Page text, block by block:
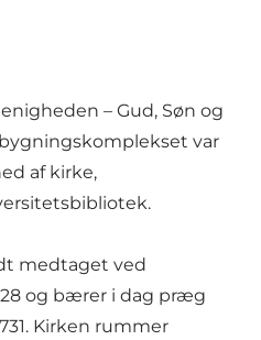
almindelig
– Gud, Søn og
var
af kirke,
medtaget ved
og bærer i dag præg
Kirken rummer